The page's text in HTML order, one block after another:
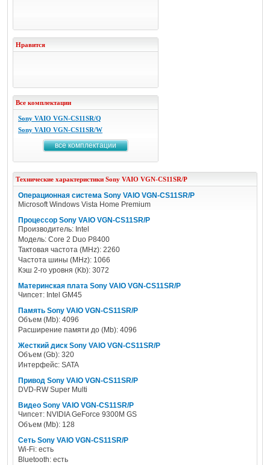
Нравится
Все комплектации
Sony VAIO VGN-CS11SR/Q
Sony VAIO VGN-CS11SR/W
все комплектации
Технические характеристики Sony VAIO VGN-CS11SR/P
Операционная система Sony VAIO VGN-CS11SR/P
Microsoft Windows Vista Home Premium
Процессор Sony VAIO VGN-CS11SR/P
Производитель: Intel
Модель: Core 2 Duo P8400
Тактовая частота (MHz): 2260
Частота шины (MHz): 1066
Кэш 2-го уровня (Kb): 3072
Материнская плата Sony VAIO VGN-CS11SR/P
Чипсет: Intel GM45
Память Sony VAIO VGN-CS11SR/P
Объем (Mb): 4096
Расширение памяти до (Mb): 4096
Жесткий диск Sony VAIO VGN-CS11SR/P
Объем (Gb): 320
Интерфейс: SATA
Привод Sony VAIO VGN-CS11SR/P
DVD-RW Super Multi
Видео Sony VAIO VGN-CS11SR/P
Чипсет: NVIDIA GeForce 9300M GS
Объем (Mb): 128
Сеть Sony VAIO VGN-CS11SR/P
Wi-Fi: есть
Bluetooth: есть